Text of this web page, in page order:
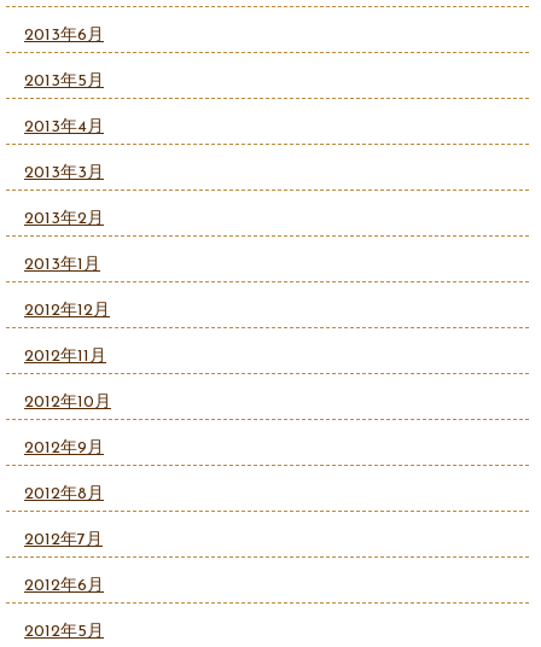
2013年6月
2013年5月
2013年4月
2013年3月
2013年2月
2013年1月
2012年12月
2012年11月
2012年10月
2012年9月
2012年8月
2012年7月
2012年6月
2012年5月